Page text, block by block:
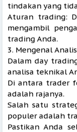
tindakan yang
Aturan trading:
mengambil
trading Anda.
3. Mengenal
Dalam day
analisa teknikal
Di antara trader
adalah rajanya.
Salah satu
populer adalah
Pastikan Anda